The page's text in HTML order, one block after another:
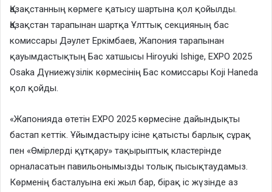
Қазақстанның көрмеге қатысу шартына қол қойылды.
Қазақстан тарапынан шартқа Ұлттық секцияның бас
комиссары Дәулет Еркімбаев, Жапония тарапынан
қауымдастықтың Бас хатшысы Hiroyuki Ishige, EXPO 2025
Osaka Дүниежүзілік көрмесінің Бас комиссары Koji Haneda
қол қойды.
«Жапонияда өтетін EXPO 2025 көрмесіне дайындықты
бастап кеттік. Ұйымдастыру ісіне қатысты барлық сұрақ
пен «Өмірлерді құтқару» тақырыптық кластерінде
орналасатын павильонымызды толық пысықтаудамыз.
Көрменің басталуына екі жыл бар, бірақ іс жүзінде аз